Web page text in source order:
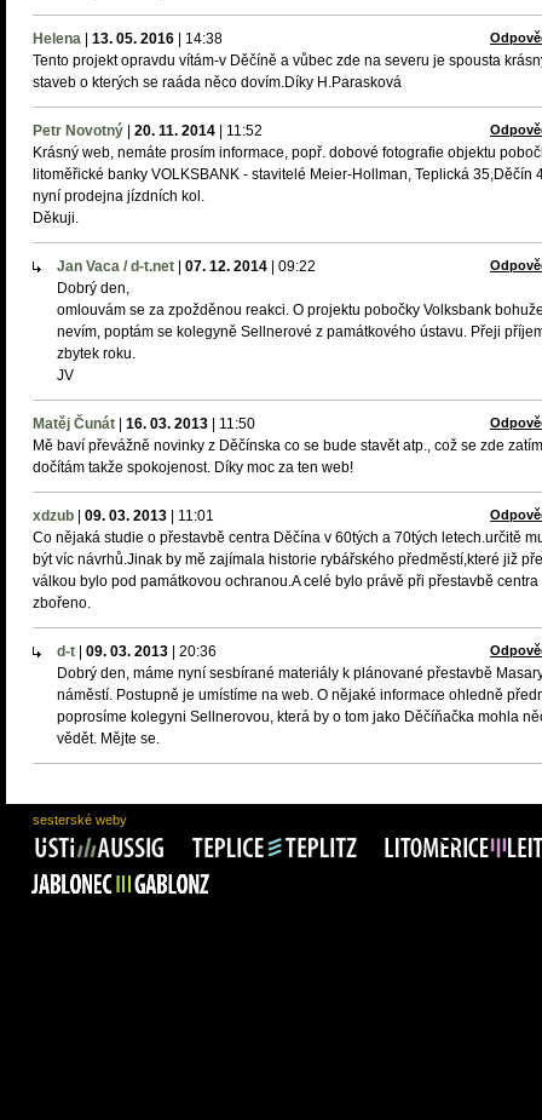
Helena 13. 05. 2016 14:38
Tento projekt opravdu vítám-v Děčíně a vůbec zde na severu je spousta
staveb o kterých se raáda něco dovím.Díky H.Parasková
Petr Novotný 20. 11. 2014 11:52
Krásný web, nemáte prosím informace, popř. dobové fotografie objektu
litoměřické banky VOLKSBANK - stavitelé Meier-Hollman, Teplická 35,Děčín
nyní prodejna jízdních kol.
Děkuji.
Jan Vaca / d-t.net 07. 12. 2014 09:22
Dobrý den,
omlouvám se za zpožděnou reakci. O projektu pobočky Volksbank
nevím, poptám se kolegyně Sellnerové z památkového ústavu. Přeji
zbytek roku.
JV
Matěj Čunát 16. 03. 2013 11:50
Mě baví převážně novinky z Děčínska co se bude stavět atp., což se zde zatím
dočítám takže spokojenost. Díky moc za ten web!
xdzub 09. 03. 2013 11:01
Co nějaká studie o přestavbě centra Děčína v 60tých a 70tých letech.určitě
být víc návrhů.Jinak by mě zajímala historie rybářského předměstí,které již
válkou bylo pod památkovou ochranou.A celé bylo právě při přestavbě centra
zbořeno.
d-t 09. 03. 2013 20:36
Dobrý den, máme nyní sesbírané materiály k plánované přestavbě
náměstí. Postupně je umístíme na web. O nějaké informace ohledně
poprosíme kolegyni Sellnerovou, která by o tom jako Děčíňačka mohla
vědět. Mějte se.
sesterské weby